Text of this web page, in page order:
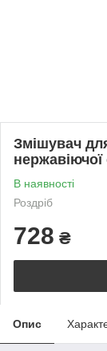
Змішувач
нержавіючої
В наявності
Роздріб
728 ₴
Опис